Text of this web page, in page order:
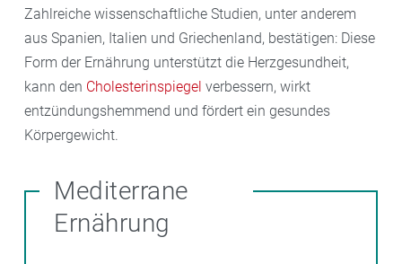
Zahlreiche wissenschaftliche Studien, unter anderem
aus Spanien, Italien und Griechenland, bestätigen: Diese
Form der Ernährung unterstützt die Herzgesundheit,
kann den Cholesterinspiegel verbessern, wirkt
entzündungshemmend und fördert ein gesundes
Körpergewicht.
Mediterrane
Ernährung